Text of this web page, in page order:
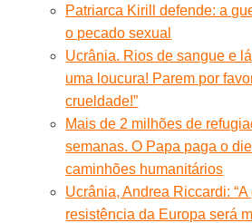
Patriarca Kirill defende: a
o pecado sexual
Ucrânia. Rios de sangue e
uma loucura! Parem por
crueldade!”
Mais de 2 milhões de
semanas. O Papa paga o
caminhões humanitários
Ucrânia, Andrea Riccardi:
resistência da Europa será